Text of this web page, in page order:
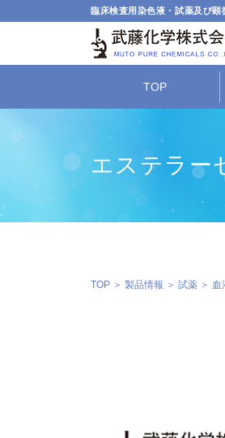
臨床検査用染色液・試薬及び
TOP
エステラ
TOP ＞ 製品情報 ＞ 試薬 ＞ 血